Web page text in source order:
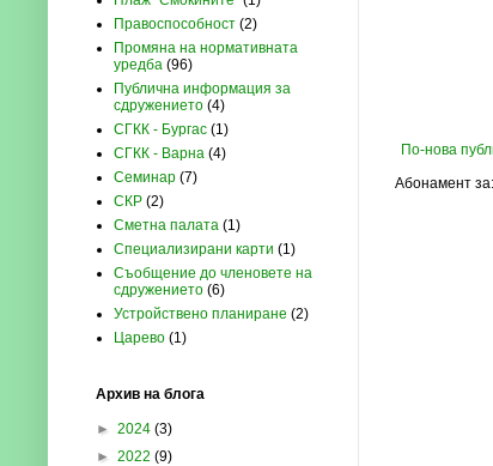
По-нова
Абонамент за:
Правоспособност (2)
Промяна на нормативната
уредба (96)
Публична информация за
сдружението (4)
СГКК - Бургас (1)
СГКК - Варна (4)
Семинар (7)
СКР (2)
Сметна палата (1)
Специализирани карти (1)
Съобщение до членовете на
сдружението (6)
Устройствено планиране (2)
Царево (1)
Архив на блога
► 2024 (3)
► 2022 (9)